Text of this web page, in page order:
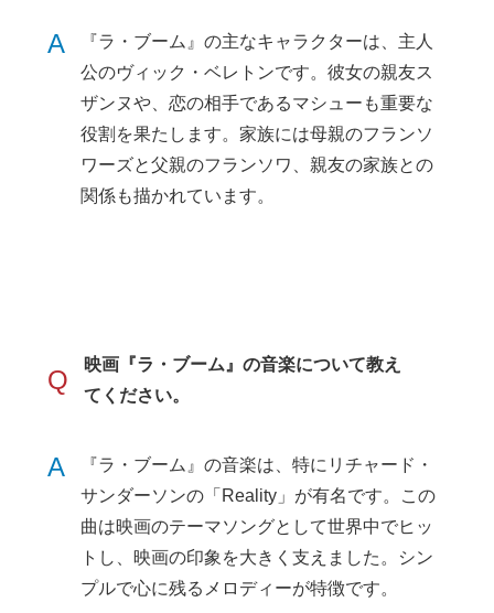
A
『ラ・ブーム』の主なキャラクターは、主人
公のヴィック・ベレトンです。彼女の親友ス
ザンヌや、恋の相手であるマシューも重要な
役割を果たします。家族には母親のフランソ
ワーズと父親のフランソワ、親友の家族との
関係も描かれています。
Q
映画『ラ・ブーム』の音楽について教え
てください。
A
『ラ・ブーム』の音楽は、特にリチャード・
サンダーソンの「Reality」が有名です。この
曲は映画のテーマソングとして世界中でヒッ
トし、映画の印象を大きく支えました。シン
プルで心に残るメロディーが特徴です。